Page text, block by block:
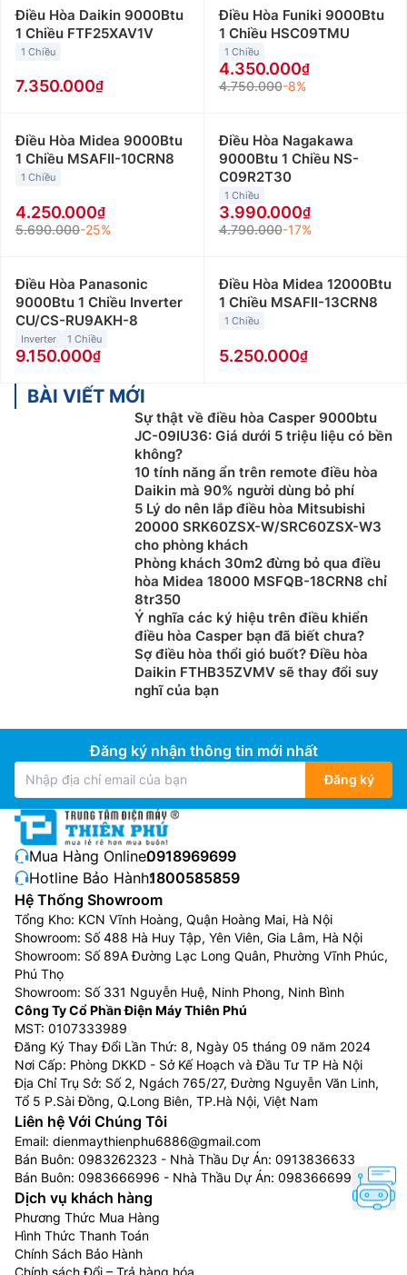
Điều Hòa Daikin 9000Btu
1 Chiều FTF25XAV1V
1 Chiều
7.350.000
Điều Hòa Funiki 9000Btu
1 Chiều HSC09TMU
1 Chiều
4.350.000
4.750.000-8%
Điều Hòa Midea 9000Btu
1 Chiều MSAFII-10CRN8
1 Chiều
4.250.000
5.690.000-25%
Điều Hòa Nagakawa
9000Btu 1 Chiều NS-
C09R2T30
1 Chiều
3.990.000
4.790.000-17%
Điều Hòa Panasonic
9000Btu 1 Chiều Inverter
CU/CS-RU9AKH-8
Inverter 1 Chiều
9.150.000
Điều Hòa Midea 12000Btu
1 Chiều MSAFII-13CRN8
1 Chiều
5.250.000
BÀI VIẾT MỚI
Sự thật về điều hòa Casper 9000btu
JC-09IU36: Giá dưới 5 triệu liệu có bền
không?
10 tính năng ẩn trên remote điều hòa
Daikin mà 90% người dùng bỏ phí
5 Lý do nên lắp điều hòa Mitsubishi
20000 SRK60ZSX-W/SRC60ZSX-W3
cho phòng khách
Phòng khách 30m2 đừng bỏ qua điều
hòa Midea 18000 MSFQB-18CRN8 chỉ
8tr350
Ý nghĩa các ký hiệu trên điều khiển
điều hòa Casper bạn đã biết chưa?
Sợ điều hòa thổi gió buốt? Điều hòa
Daikin FTHB35ZVMV sẽ thay đổi suy
nghĩ của bạn
Đăng ký nhận thông tin mới nhất
Đăng ký
Mua Hàng Online:0918969699
Hotline Bảo Hành:1800585859
Hệ Thống Showroom
Tổng Kho: KCN Vĩnh Hoàng, Quận Hoàng Mai, Hà Nội
Showroom: Số 488 Hà Huy Tập, Yên Viên, Gia Lâm, Hà Nội
Showroom: Số 89A Đường Lạc Long Quân, Phường Vĩnh Phúc,
Phú Thọ
Showroom: Số 331 Nguyễn Huệ, Ninh Phong, Ninh Bình
Công Ty Cổ Phần Điện Máy Thiên Phú
MST: 0107333989
Đăng Ký Thay Đổi Lần Thứ: 8, Ngày 05 tháng 09 năm 2024
Nơi Cấp: Phòng DKKD - Sở Kế Hoạch và Đầu Tư TP Hà Nội
Địa Chỉ Trụ Sở: Số 2, Ngách 765/27, Đường Nguyễn Văn Linh,
Tổ 5 P.Sài Đồng, Q.Long Biên, TP.Hà Nội, Việt Nam
Liên hệ Với Chúng Tôi
Email: dienmaythienphu6886@gmail.com
Bán Buôn: 0983262323 - Nhà Thầu Dự Án: 0913836633
Bán Buôn: 0983666996 - Nhà Thầu Dự Án: 0983666996
Dịch vụ khách hàng
Phương Thức Mua Hàng
Hình Thức Thanh Toán
Chính Sách Bảo Hành
Chính sách Đổi – Trả hàng hóa